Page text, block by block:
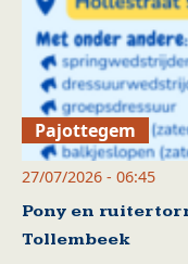
Pajottegem
27/07/2026 - 06:45
Pony en
Tollembeek